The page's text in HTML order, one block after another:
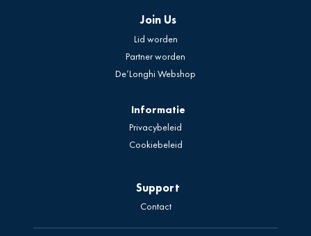
Join Us
Lid worden
Partner worden
De’Longhi Webshop
Informatie
Privacybeleid
Cookiebeleid
Support
Contact